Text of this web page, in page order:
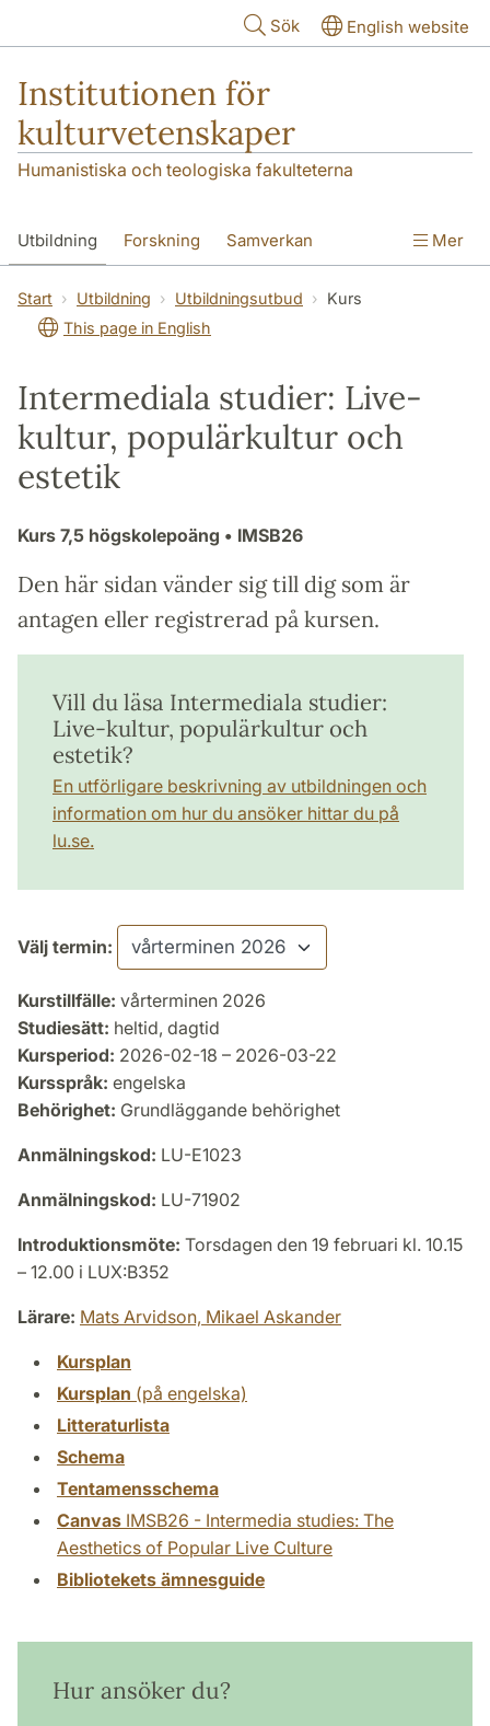
Sök English website
Institutionen för
kulturvetenskaper
Humanistiska och teologiska fakulteterna
Utbildning Forskning Samverkan
Om institutionen Kontakt
Mer
Start Utbildning Utbildningsutbud
Kurs
This page in English
Intermediala studier: Live-
kultur, populärkultur och
estetik
Kurs 7,5 högskolepoäng • IMSB26
Den här sidan vänder sig till dig som är
antagen eller registrerad på kursen.
Vill du läsa Intermediala studier:
Live-kultur, populärkultur och
estetik?
En utförligare beskrivning av utbildningen och
information om hur du ansöker hittar du på
lu.se.
Välj termin:
Kurstillfälle: vårterminen 2026
Studiesätt: heltid, dagtid
Kursperiod: 2026-02-18 – 2026-03-22
Kursspråk: engelska
Behörighet: Grundläggande behörighet
Anmälningskod: LU-E1023
Anmälningskod: LU-71902
Introduktionsmöte: Torsdagen den 19 februari kl. 10.15
– 12.00 i LUX:B352
Lärare: Mats Arvidson, Mikael Askander
Kursplan
Kursplan (på engelska)
Litteraturlista
Schema
Tentamensschema
Canvas IMSB26 - Intermedia studies: The
Aesthetics of Popular Live Culture
Bibliotekets ämnesguide
Hur ansöker du?